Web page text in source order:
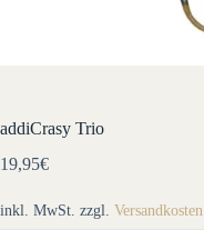
addiCrasy Trio
19,95€
inkl. MwSt. zzgl. Versandkosten